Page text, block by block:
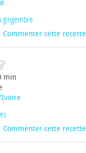
gingembre
Commenter cette recette
min
Commenter cette recette